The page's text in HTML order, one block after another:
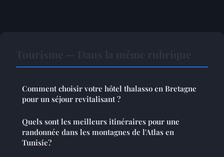
Comment choisir votre hôtel thalasso en Bretagne
pour un séjour revitalisant ?
Quels sont les meilleurs itinéraires pour une
randonnée dans les montagnes de l'Atlas en
Tunisie?